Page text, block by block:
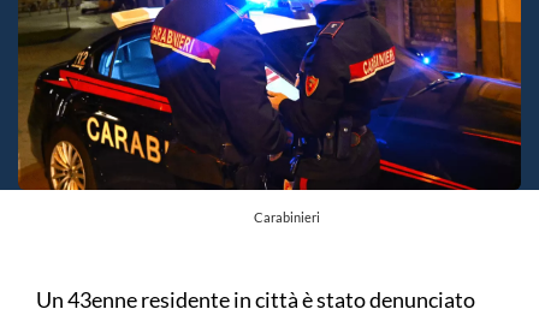
Carabinieri
Un 43enne residente in città è stato denunciato